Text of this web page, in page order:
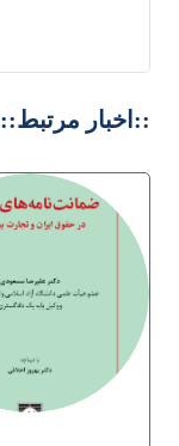
::اخبار مرتبط::